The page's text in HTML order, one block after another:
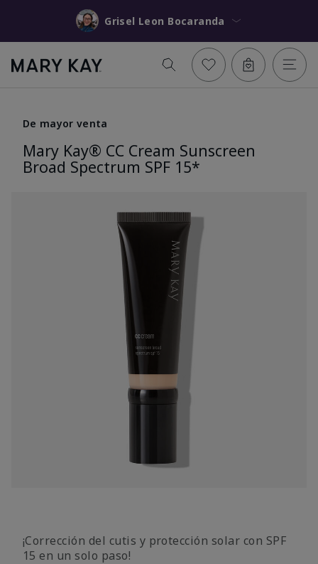
Grisel Leon Bocaranda
De mayor venta
Mary Kay® CC Cream Sunscreen
Broad Spectrum SPF 15*
¡Corrección del cutis y protección solar con SPF
15 en un solo paso!